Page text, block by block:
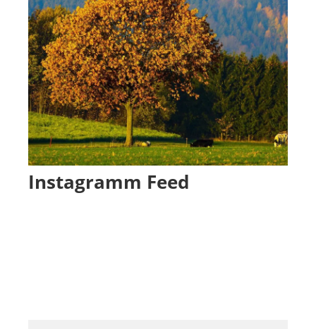
Instagramm Feed